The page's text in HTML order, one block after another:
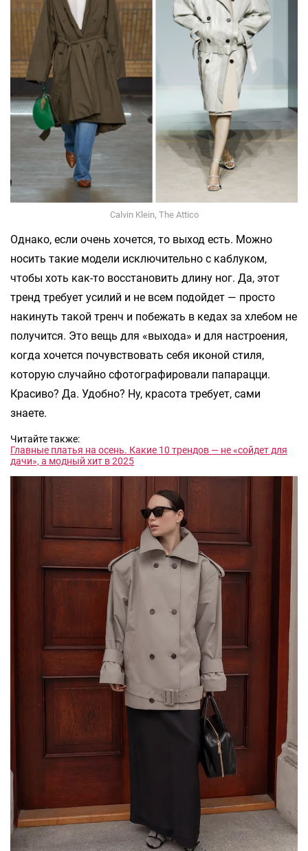
Calvin Klein, The Attico
Однако, если очень хочется, то выход есть. Можно
носить такие модели исключительно с каблуком,
чтобы хоть как-то восстановить длину ног. Да, этот
тренд требует усилий и не всем подойдет — просто
накинуть такой тренч и побежать в кедах за хлебом не
получится. Это вещь для «выхода» и для настроения,
когда хочется почувствовать себя иконой стиля,
которую случайно сфотографировали папарацци.
Красиво? Да. Удобно? Ну, красота требует, сами
знаете.
Читайте также:
Главные платья на осень. Какие 10 трендов — не «сойдет для
дачи», а модный хит в 2025